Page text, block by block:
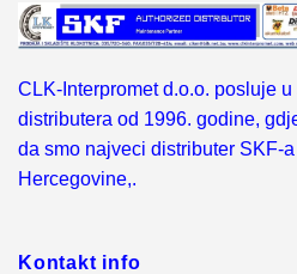
CLK-Interpromet d.o.o. posluje
distributera od 1996. godine,
da smo najveci distributer SKF-
Hercegovine,.
Kontakt info